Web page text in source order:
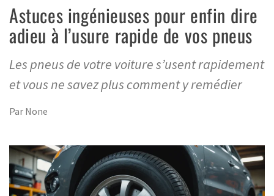
Astuces ingénieuses pour enfin dire
adieu à l’usure rapide de vos pneus
Les pneus de votre voiture s’usent rapidement
et vous ne savez plus comment y remédier
Par None